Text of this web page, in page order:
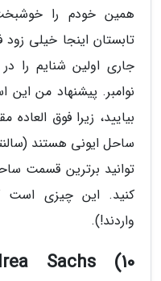
همین خودم را
تابستان اینجا خیلی
جاری اولین شنایم را
نوامبر. پیشنهاد من این
بیایید، زیرا فوق
ساحل ایونی هستند
توانید برترین قسمت
کنید. این چیزی
واردند!).